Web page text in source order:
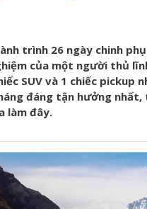
trình 26 ngày chinh
của một người thủ
SUV và 1 chiếc
đáng tận hưởng nhất,
làm đây.